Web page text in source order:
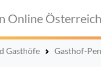
Online Österreich
Gasthöfe Gasthof-